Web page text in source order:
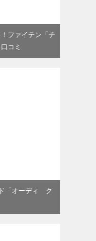
ファイテン「チ
コミ
「オーディ ク